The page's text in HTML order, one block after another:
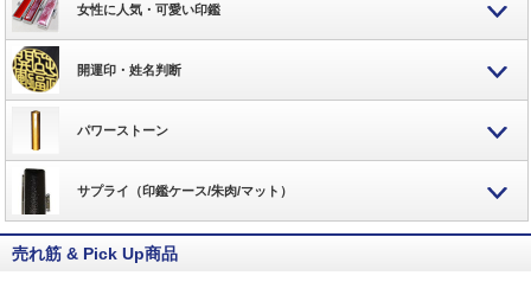
女性に人気・可愛い印鑑
開運印・姓名判断
パワーストーン
サプライ（印鑑ケース/朱肉/マット）
売れ筋 & Pick Up商品